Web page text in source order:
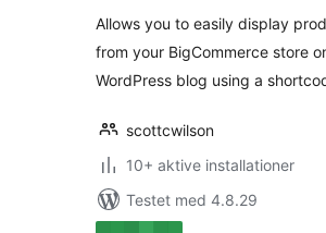
Allows you to easily display
from your BigCommerce store
WordPress blog using a
scottcwilson
10+ aktive installationer
Testet med 4.8.29